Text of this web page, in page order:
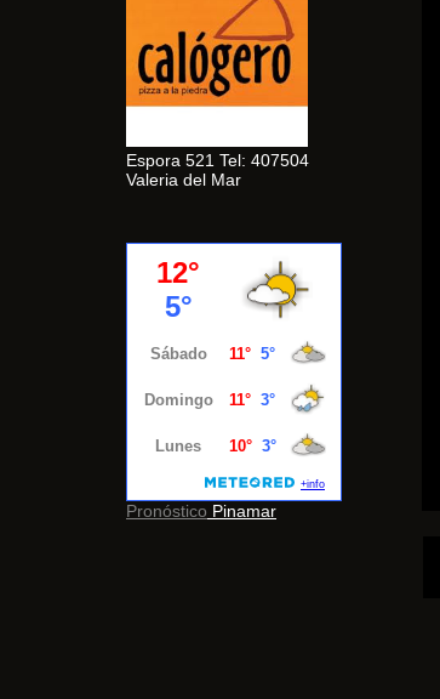
Espora 521 Tel: 407504
Valeria del Mar
Pronóstico Pinamar